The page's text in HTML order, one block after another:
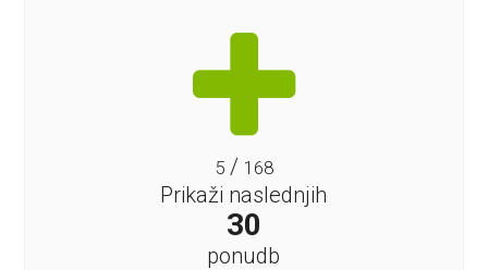
5/ 168
Prikaži naslednjih
30
ponudb